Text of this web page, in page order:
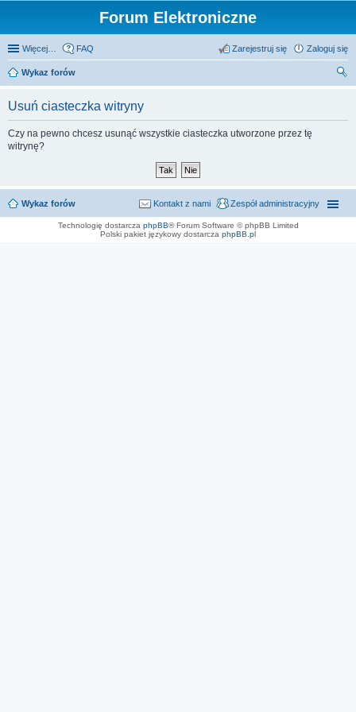
Forum Elektroniczne
Więcej… FAQ Zaloguj się
Zarejestruj się
Wykaz forów
Usuń ciasteczka witryny
Czy na pewno chcesz usunąć wszystkie ciasteczka utworzone przez tę
witrynę?
Wykaz forów Zespół administracyjny
Kontakt z nami
Technologię dostarcza phpBB® Forum Software © phpBB Limited
Polski pakiet językowy dostarcza phpBB.pl